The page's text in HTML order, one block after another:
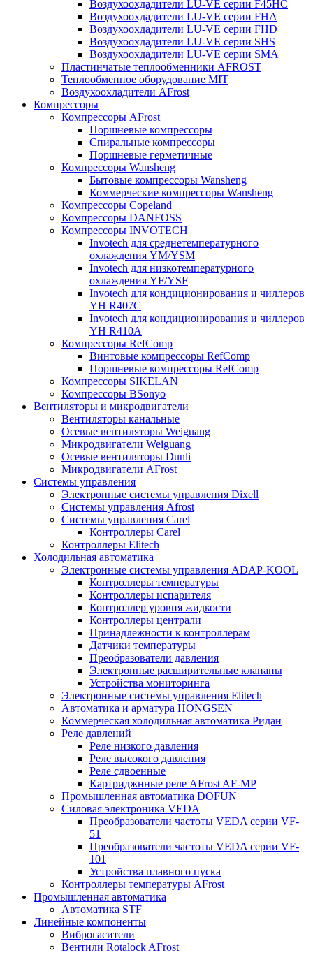
Воздухоохдадители LU-VE серии F45HC
Воздухоохдадители LU-VE серии FHA
Воздухоохдадители LU-VE серии FHD
Воздухоохдадители LU-VE серии SHS
Воздухоохдадители LU-VE серии SMA
Пластинчатые теплообменники AFROST
Теплообменное оборудование MIT
Воздухоохладители AFrost
Компрессоры
Компрессоры AFrost
Поршневые компрессоры
Спиральные компрессоры
Поршневые герметичные
Компрессоры Wansheng
Бытовые компрессоры Wansheng
Коммерческие компрессоры Wansheng
Компрессоры Copeland
Компрессоры DANFOSS
Компрессоры INVOTECH
Invotech для среднетемпературного
охлаждения YM/YSM
Invotech для низкотемпературного
охлаждения YF/YSF
Invotech для кондиционирования и чиллеров
YH R407C
Invotech для кондиционирования и чиллеров
YH R410A
Компрессоры RefComp
Винтовые компрессоры RefComp
Поршневые компрессоры RefComp
Компрессоры SIKELAN
Компрессоры BSonyo
Вентиляторы и микродвигатели
Вентиляторы канальные
Осевые вентиляторы Weiguang
Микродвигатели Weiguang
Осевые вентиляторы Dunli
Микродвигатели AFrost
Системы управления
Электронные системы управления Dixell
Системы управления Afrost
Системы управления Carel
Контроллеры Carel
Контроллеры Elitech
Холодильная автоматика
Электронные системы управления ADAP-KOOL
Контроллеры температуры
Контроллеры испарителя
Контроллер уровня жидкости
Контроллеры централи
Принадлежности к контроллерам
Датчики температуры
Преобразователи давления
Электронные расширительные клапаны
Устройства мониторинга
Электронные системы управления Elitech
Автоматика и арматура HONGSEN
Коммерческая холодильная автоматика Ридан
Реле давлений
Реле низкого давления
Реле высокого давления
Реле сдвоенные
Картриджнные реле AFrost AF-MP
Промышленная автоматика DOFUN
Силовая электроника VEDA
Преобразователи частоты VEDA серии VF-
51
Преобразователи частоты VEDA серии VF-
101
Устройства плавного пуска
Контроллеры температуры AFrost
Промышленная автоматика
Автоматика STF
Линейные компоненты
Виброгасители
Вентили Rotalock AFrost